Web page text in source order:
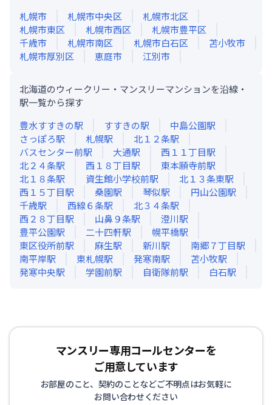
札幌市
札幌市中央区
札幌市北区
札幌市東区
札幌市西区
札幌市豊平区
千歳市
札幌市南区 札幌市白石区
苫小牧市
札幌市厚別区
恵庭市 江別市
北海道のウィークリー・マンスリーマンションを沿線・
駅一覧から探す
豊水すすきの駅 すすきの駅 中島公園駅
さっぽろ駅 札幌駅 北１２条駅
バスセンター前駅 大通駅 西１１丁目駅
北２４条駅 西１８丁目駅 東本願寺前駅
北１８条駅 資生館小学校前駅 北１３条東駅
西１５丁目駅 桑園駅 琴似駅 円山公園駅
千歳駅 西線６条駅 北３４条駅
西２８丁目駅 山鼻９条駅 澄川駅
豊平公園駅 二十四軒駅 幌平橋駅
東区役所前駅 麻生駅 新川駅 南郷７丁目駅
南平岸駅 東札幌駅 発寒南駅 苫小牧駅
発寒中央駅 学園前駅 自衛隊前駅 白石駅
マンスリー専用コールセンターを
ご用意しています
お部屋のこと、契約のことなどご不明点はお気軽に
お問い合わせください